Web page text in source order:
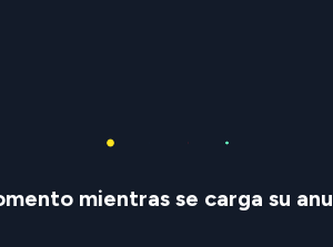
mientras se carga su